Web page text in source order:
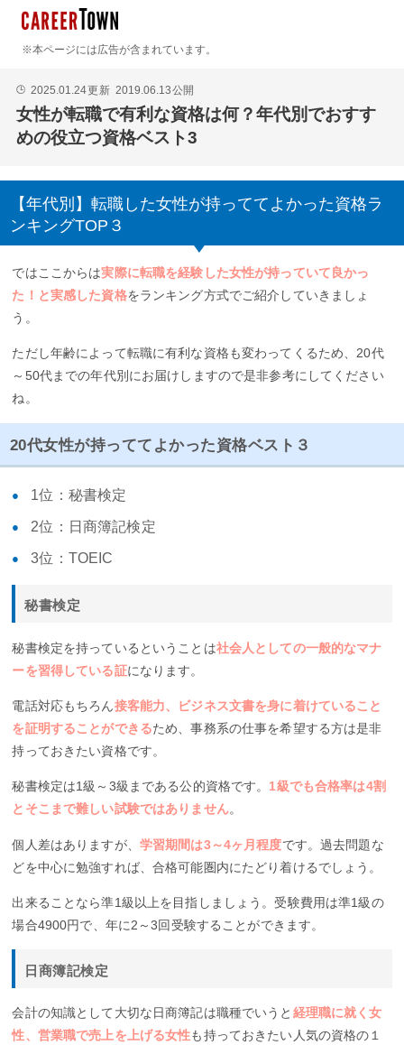
※本ページには広告が含まれています。
🕒 2025.01.24更新 2019.06.13公開
女性が転職で有利な資格は何？年代別でおすす
めの役立つ資格ベスト3
【年代別】転職した女性が持っててよかった資格ラ
ンキングTOP３
ではここからは実際に転職を経験した女性が持っていて良かっ
た！と実感した資格をランキング方式でご紹介していきましょ
う。
ただし年齢によって転職に有利な資格も変わってくるため、20代
～50代までの年代別にお届けしますので是非参考にしてください
ね。
20代女性が持っててよかった資格ベスト３
1位：秘書検定
2位：日商簿記検定
3位：TOEIC
秘書検定
秘書検定を持っているということは社会人としての一般的なマナ
ーを習得している証になります。
電話対応もちろん接客能力、ビジネス文書を身に着けていること
を証明することができるため、事務系の仕事を希望する方は是非
持っておきたい資格です。
秘書検定は1級～3級まである公的資格です。 1級でも合格率は4割
とそこまで難しい試験ではありません。
個人差はありますが、 学習期間は3～4ヶ月程度です。過去問題な
どを中心に勉強すれば、合格可能圏内にたどり着けるでしょう。
出来ることなら準1級以上を目指しましょう。受験費用は準1級の
場合4900円で、年に2～3回受験することができます。
日商簿記検定
会計の知識として大切な日商簿記は職種でいうと 経理職に就く女
性、営業職で売上を上げる女性も持っておきたい人気の資格の１